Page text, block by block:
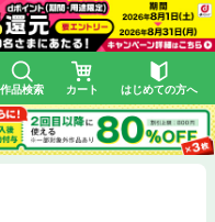
作品検索 カート はじめての方へ